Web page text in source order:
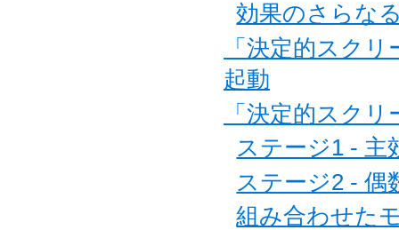
効果のさらな
「決定的スク
起動
「決定的スク
ステージ1 - 主
ステージ2 - 偶
組み合わせた